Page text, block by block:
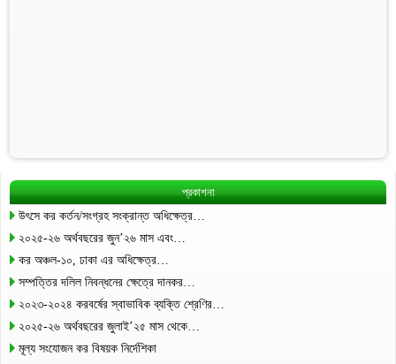
প্রকাশনা
উৎসে কর কর্তন/সংগ্রহ সংক্রান্ত অধিক্ষেত্র…
২০২৫-২৬ অর্থবছরের জুন’২৬ মাস এবং…
কর অঞ্চল-১০, ঢাকা এর অধিক্ষেত্র…
সম্পত্তির দলিল নিবন্ধনের ক্ষেত্রে দানকর…
২০২৩-২০২৪ করবর্ষের স্বাভাবিক ব্যক্তি শ্রেণির…
২০২৫-২৬ অর্থবছরের জুলাই’২৫ মাস থেকে…
মূল্য সংযোজন কর বিষয়ক নির্দেশিকা